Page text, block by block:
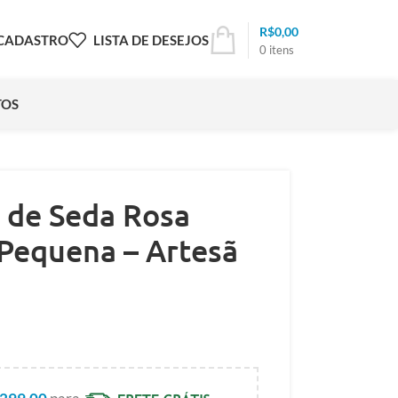
LISTA DE DESEJOS
0 itens
R$0,00
Seda Rosa
– Artesã